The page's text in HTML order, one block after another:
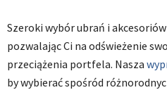
Szeroki wybór ubrań i
pozwalając Ci na odświeżenie
przeciążenia portfela. Nasza
by wybierać spośród